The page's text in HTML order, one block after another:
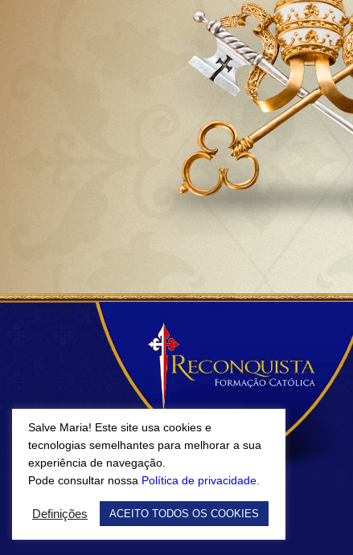
Salve Maria! Este site usa cookies e
tecnologias semelhantes para melhorar a sua
experiência de navegação.
Pode consultar nossa Política de privacidade.
Definições ACEITO TODOS OS COOKIES